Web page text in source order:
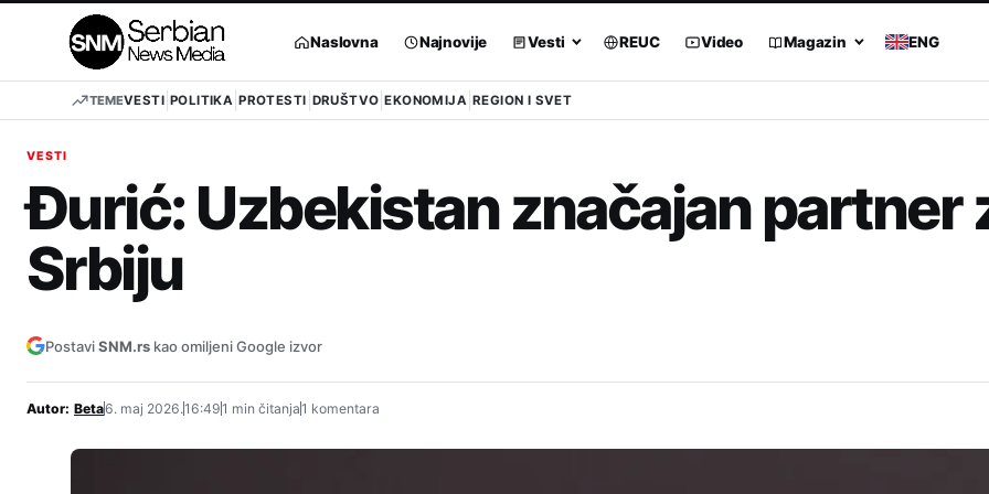
Naslovna Najnovije Vesti REUC Video Magazin ENG
TEMEVESTI POLITIKA PROTESTI DRUŠTVO EKONOMIJA REGION I SVET
VESTI
Đurić: Uzbekistan značajan partner
Srbiju
PostaviSNM.rs kao omiljeni Google izvor
Autor: Beta6. maj 2026.16:491 min čitanja1 komentara